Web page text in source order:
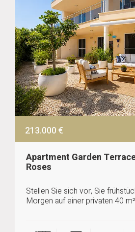
213.000 €
Apartment Garden
Roses
Stellen Sie sich vor, Sie
Morgen auf einer privaten 40